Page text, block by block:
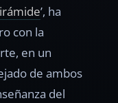
’, ha
con la
en un
de ambos
del